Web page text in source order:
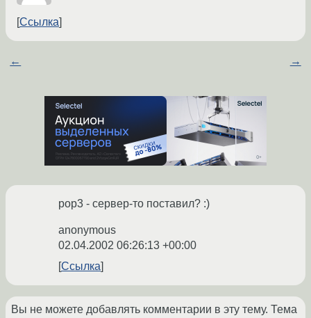
Ссылка
← →
pop3 - сервер-то поставил? :)
anonymous
02.04.2002 06:26:13 +00:00
Ссылка
Вы не можете добавлять комментарии в эту тему. Тема